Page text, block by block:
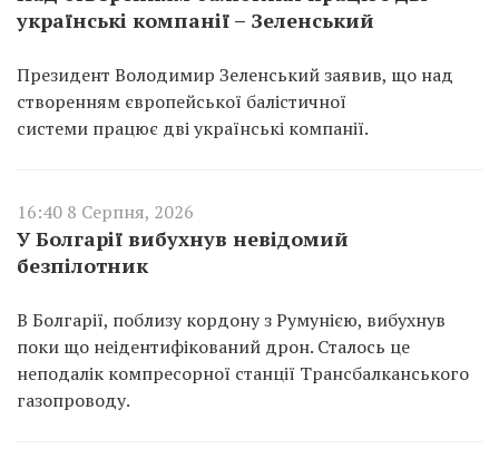
українські компанії – Зеленський
Президент Володимир Зеленський заявив, що над
створенням європейської балістичної
системи працює дві українські компанії.
16:40 8 Серпня, 2026
У Болгарії вибухнув невідомий
безпілотник
В Болгарії, поблизу кордону з Румунією, вибухнув
поки що неідентифікований дрон. Сталось це
неподалік компресорної станції Трансбалканського
газопроводу.